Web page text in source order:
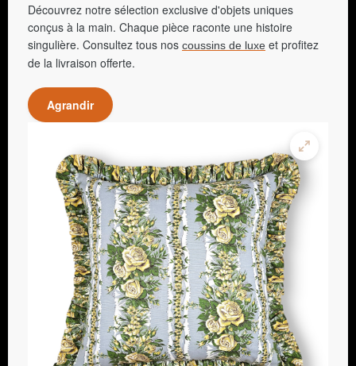
Découvrez notre sélection exclusive d'objets uniques
conçus à la main. Chaque pièce raconte une histoire
singulière. Consultez tous nos coussins de luxe et profitez
de la livraison offerte.
Agrandir